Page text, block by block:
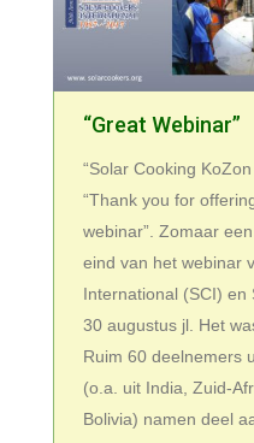
“Great Webinar”
“Solar Cooking
“Thank you for
webinar”. Zomaar
eind van het webinar
International (SCI) en
30 augustus jl. Het
Ruim 60 deelnemers
(o.a. uit India, Zuid-
Bolivia) namen deel